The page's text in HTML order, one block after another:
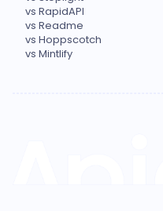
vs RapidAPI
vs Readme
vs Hoppscotch
vs Mintlify